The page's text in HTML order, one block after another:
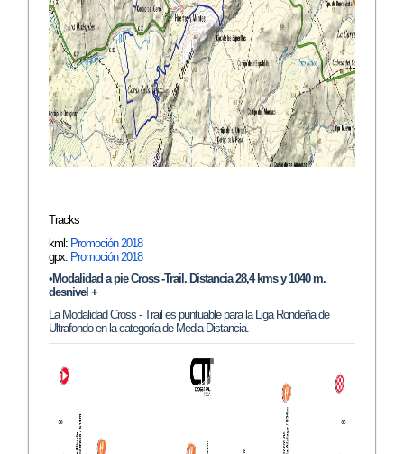
Tracks
kml: Promoción 2018
gpx: Promoción 2018
•Modalidad a pie Cross -Trail. Distancia 28,4kms y1040m.
desnivel +
La Modalidad Cross - Trail es puntuable para la Liga Rondeña de
Ultrafondo en la categoría de Media Distancia.